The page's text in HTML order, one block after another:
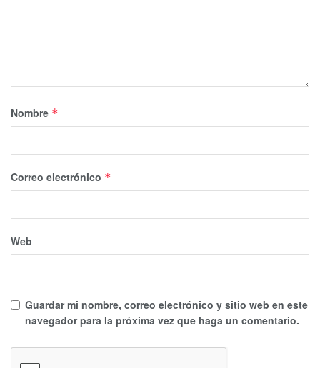
Nombre *
Correo electrónico *
Web
Guardar mi nombre, correo electrónico y sitio web en este
navegador para la próxima vez que haga un comentario.